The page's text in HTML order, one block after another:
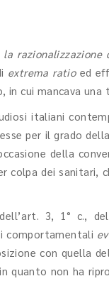
extrema ratioed
cui mancava
italiani
per il grado
della
colpa dei sanitari,
3, 1° c.,
comportamentali
con quella
quanto non ha